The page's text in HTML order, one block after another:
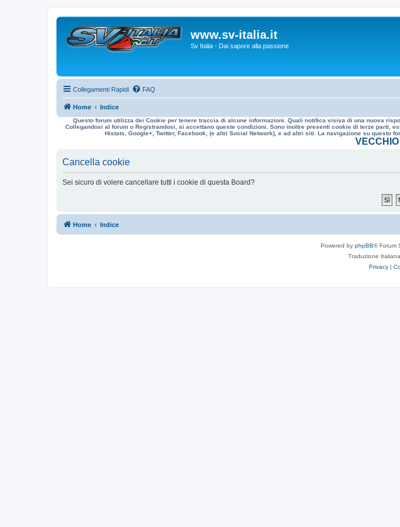
www.sv-italia.it
Sv Italia - Dai sapore alla passione
Collegamenti Rapidi FAQ
Home Indice
Questo forum utilizza dei Cookie per tenere traccia di alcune informazioni. Quali notifica visiva di una nuova
Collegandosi al forum o Registrandosi, si accettano queste condizioni. Sono inoltre presenti cookie di terze parti,
Histats, Google+, Twitter, Facebook, (e altri Social Network), e ad altri siti. La navigazione su
Cancella cookie
Sei sicuro di volere cancellare tutti i cookie di questa Board?
Home Indice
Powered by phpBB® Forum
Traduzione Italiana
Privacy |